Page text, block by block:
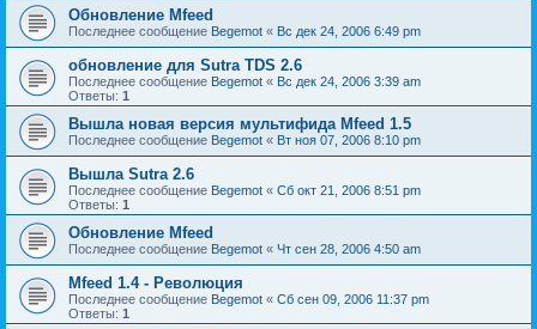
Обновление Mfeed
Последнее сообщение Begemot « Вс дек 24, 2006 6:49 pm
обновление для Sutra TDS 2.6
Последнее сообщение Begemot « Вс дек 24, 2006 3:39 am
Ответы: 1
Вышла новая версия мультифида Mfeed 1.5
Последнее сообщение Begemot « Вт ноя 07, 2006 8:10 pm
Вышла Sutra 2.6
Последнее сообщение Begemot « Сб окт 21, 2006 8:51 pm
Ответы: 1
Обновление Mfeed
Последнее сообщение Begemot « Чт сен 28, 2006 4:50 am
Mfeed 1.4 - Революция
Последнее сообщение Begemot « Сб сен 09, 2006 11:37 pm
Ответы: 1